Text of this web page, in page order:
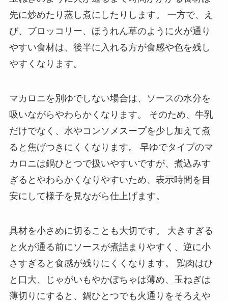
先に炒めたり蒸し煮にしたりします。 一方で、え
び、ブロッコリー、ほうれん草のように火が通り
やすい食材は、後半に入れる方が食感や色を残し
やすくなります。
マカロニを別ゆでしない場合は、ソースの水分を
吸いながらやわらかくなります。 そのため、牛乳
だけでなく、水やコンソメスープを少し加えて煮
ると焦げつきにくくなります。 早ゆでタイプのマ
カロニは鍋ひとつで扱いやすいですが、煮込みす
ぎるとやわらかくなりやすいため、表示時間を目
安にして様子を見ながら仕上げます。
具材を小さめに切ることも大切です。 大きすぎる
と火が通る前にソースが煮詰まりやすく、逆に小
さすぎると食感が残りにくくなります。 鶏肉はひ
と口大、じゃがいもやかぼちゃは薄め、玉ねぎは
薄切りにすると、鍋ひとつでも火通りをそろえや